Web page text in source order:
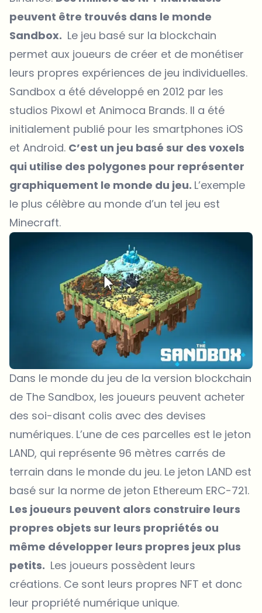
peuvent être trouvés dans le monde
Sandbox. Le jeu basé sur la blockchain
permet aux joueurs de créer et de monétiser
leurs propres expériences de jeu individuelles.
Sandbox a été développé en 2012 par les
studios Pixowl et Animoca Brands. Il a été
initialement publié pour les smartphones iOS
et Android. C’est un jeu basé sur des voxels
qui utilise des polygones pour représenter
graphiquement le monde du jeu. L’exemple
le plus célèbre au monde d’un tel jeu est
Minecraft.
Dans le monde du jeu de la version blockchain
de The Sandbox, les joueurs peuvent acheter
des soi-disant colis avec des devises
numériques. L’une de ces parcelles est le jeton
LAND, qui représente 96 mètres carrés de
terrain dans le monde du jeu. Le jeton LAND est
basé sur la norme de jeton Ethereum ERC-721.
Les joueurs peuvent alors construire leurs
propres objets sur leurs propriétés ou
même développer leurs propres jeux plus
petits. Les joueurs possèdent leurs
créations. Ce sont leurs propres NFT et donc
leur propriété numérique unique.